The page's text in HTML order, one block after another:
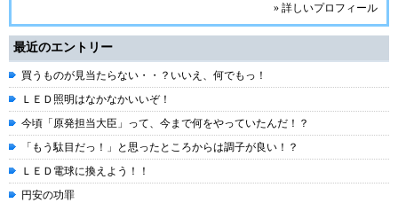
» 詳しいプロフィール
最近のエントリー
買うものが見当たらない・・？いいえ、何でもっ！
ＬＥＤ照明はなかなかいいぞ！
今頃「原発担当大臣」って、今まで何をやっていたんだ！？
「もう駄目だっ！」と思ったところからは調子が良い！？
ＬＥＤ電球に換えよう！！
円安の功罪